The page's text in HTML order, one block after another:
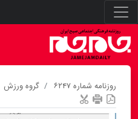
روزنامه شماره ۶۲۴۷ گروه ورزش